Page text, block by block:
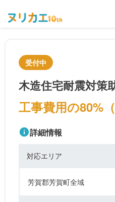
受付中
木造住宅耐震対策
工事費用の80%
詳細情報
対応エリア
芳賀郡芳賀町全域